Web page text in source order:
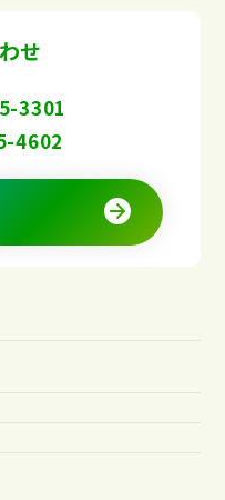
せ
3301
4602